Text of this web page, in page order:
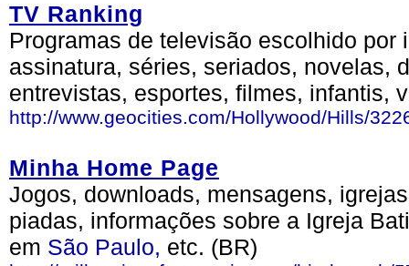
TV Ranking
Programas de televisão escolhido por
assinatura, séries, seriados, novelas,
entrevistas, esportes, filmes, infantis,
http://www.geocities.com/Hollywood/Hills/
Minha Home Page
Jogos, downloads, mensagens,
piadas, informações sobre a Igreja
em São Paulo, etc. (BR)